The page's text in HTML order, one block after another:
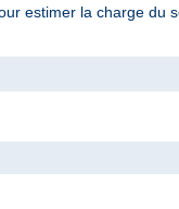
estimer la charge du